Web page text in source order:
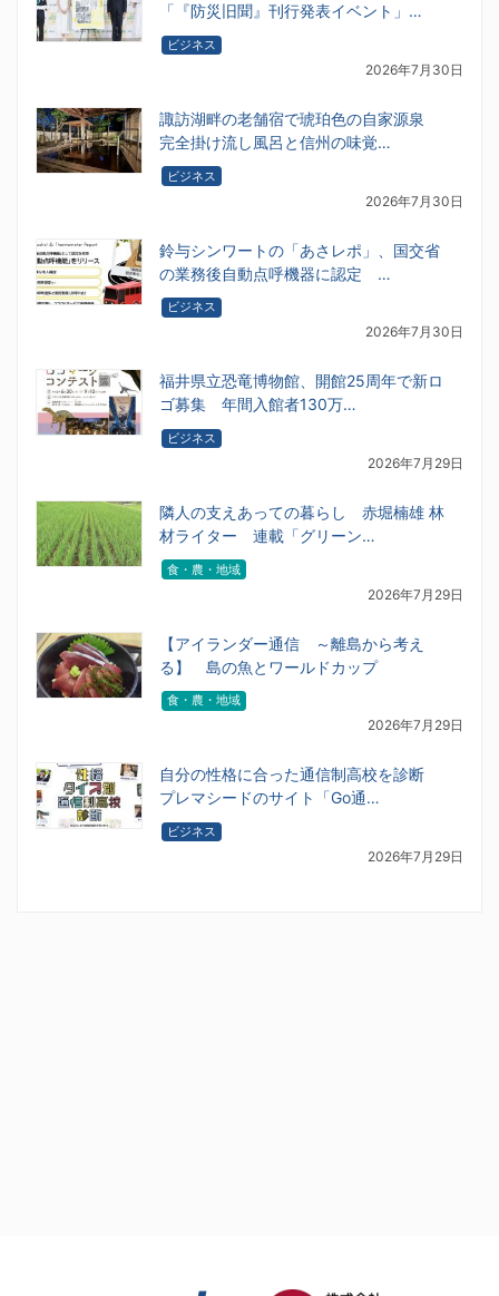
「『防災旧聞』刊行発表イベント」…
ビジネス
2026年7月30日
諏訪湖畔の老舗宿で琥珀色の自家源泉
完全掛け流し風呂と信州の味覚…
ビジネス
2026年7月30日
鈴与シンワートの「あさレポ」、国交省
の業務後自動点呼機器に認定 …
ビジネス
2026年7月30日
福井県立恐竜博物館、開館25周年で新ロ
ゴ募集 年間入館者130万…
ビジネス
2026年7月29日
隣人の支えあっての暮らし 赤堀楠雄 林
材ライター 連載「グリーン…
食・農・地域
2026年7月29日
【アイランダー通信 ～離島から考え
る】 島の魚とワールドカップ
食・農・地域
2026年7月29日
自分の性格に合った通信制高校を診断
プレマシードのサイト「Go通…
ビジネス
2026年7月29日